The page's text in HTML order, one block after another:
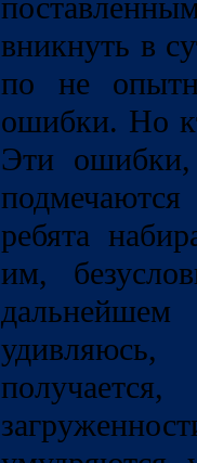
вникнуть в
по не
ошибки. Но
Эти ошибки,
ребята
им,